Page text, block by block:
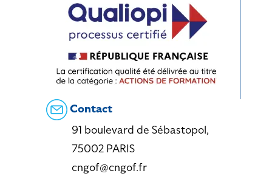
Contact
91 boulevard de Sébastopol,
75002 PARIS
cngof@cngof.fr